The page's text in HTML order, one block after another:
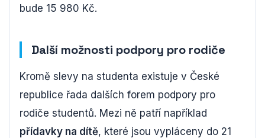
bude 15 980 Kč.
Další možnosti podpory pro rodiče
Kromě slevy na studenta existuje v České
republice řada dalších forem podpory pro
rodiče studentů. Mezi ně patří například
přídavky na dítě, které jsou vypláceny do 21